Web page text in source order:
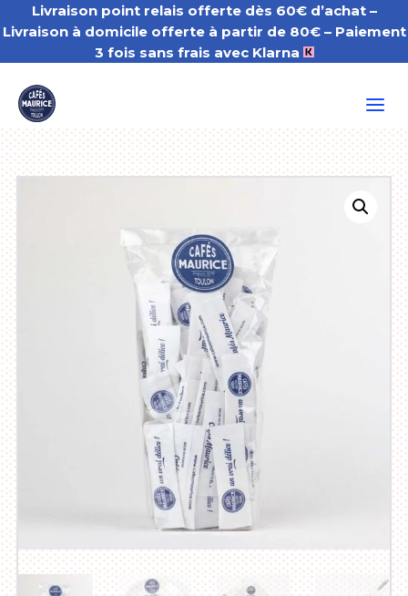
Livraison point relais offerte dès 60€ d’achat –
Livraison à domicile offerte à partir de 80€ – Paiement
3 fois sans frais avec Klarna
a